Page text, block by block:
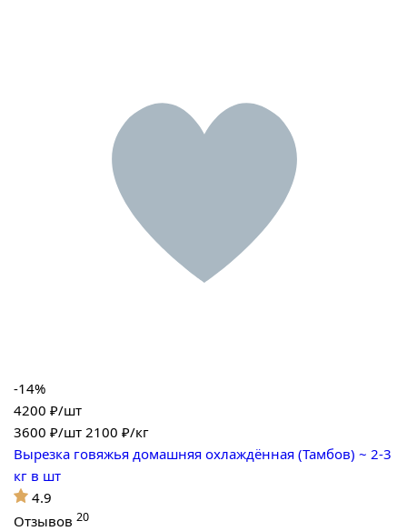
-14%
4200 ₽/шт
3600 ₽/шт 2100 ₽/кг
Вырезка говяжья домашняя охлаждённая (Тамбов) ~ 2-3
кг в шт
4.9
Отзывов 20